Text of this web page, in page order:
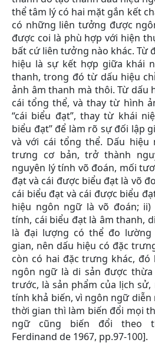
thể tâm lý có hai mặt gắn kết
có những liên tưởng được
được coi là phù hợp với hiện
bất cứ liên tưởng nào khác. Từ
hiệu là sự kết hợp giữa khái
thanh, trong đó từ dấu hiệu
ảnh âm thanh mà thôi. Từ dấu
cái tổng thể, và thay từ hình
“cái biểu đạt”, thay từ khái
biểu đạt” để làm rõ sự đối lập
và với cái tổng thể. Dấu hiệu
trưng cơ bản, trở thành
nguyên lý tính võ đoán, mối
đạt và cái được biểu đạt là võ
cái biểu đạt và cái được biểu
hiệu ngôn ngữ là võ đoán;
tính, cái biểu đạt là âm thanh,
là đại lượng có thể đo
gian, nên dấu hiệu có đặc
còn có hai đặc trưng khác, đó
ngôn ngữ là di sản được
trước, là sản phẩm của lịch
tính khả biến, vì ngôn ngữ
thời gian thì làm biến đổi mọi
ngữ cũng biến đổi theo
Ferdinand de 1967, pp.97-100].